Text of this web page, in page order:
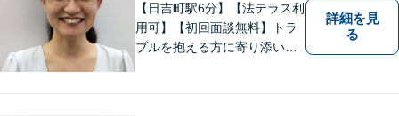
【日吉町駅6分】【法テラス利
用可】【初回面談無料】トラ
ブルを抱える方に寄り添い、
詳細を見
る